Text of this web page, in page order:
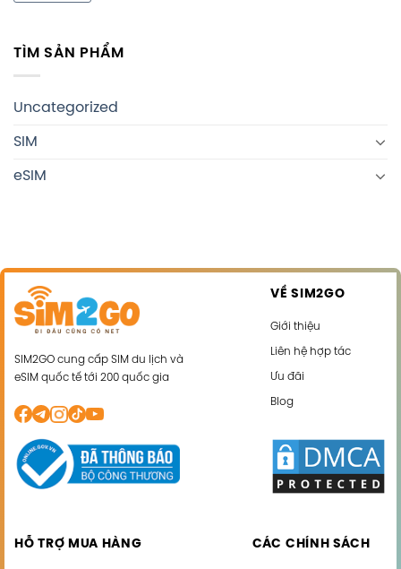
TÌM SẢN PHẨM
Uncategorized
SIM
eSIM
SIM2GO cung cấp SIM du lịch và
eSIM quốc tế tới 200 quốc gia
VỀ SIM2GO
Giới thiệu
Liên hệ hợp tác
Ưu đãi
Blog
HỖ TRỢ MUA HÀNG CÁC CHÍNH SÁCH